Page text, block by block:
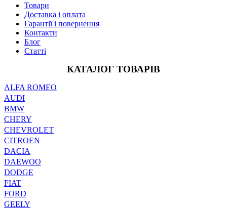
Товари
Доставка і оплата
Гарантії і повернення
Контакти
Блог
Статті
КАТАЛОГ ТОВАРІВ
ALFA ROMEO
AUDI
BMW
CHERY
CHEVROLET
CITROEN
DACIA
DAEWOO
DODGE
FIAT
FORD
GEELY